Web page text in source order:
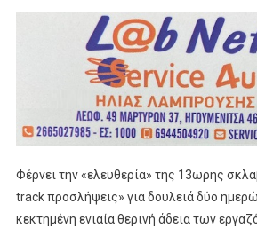
Φέρνει την «ελευθερία» της 13ωρης
track προσλήψεις» για δουλειά δύο
κεκτημένη ενιαία θερινή άδεια των